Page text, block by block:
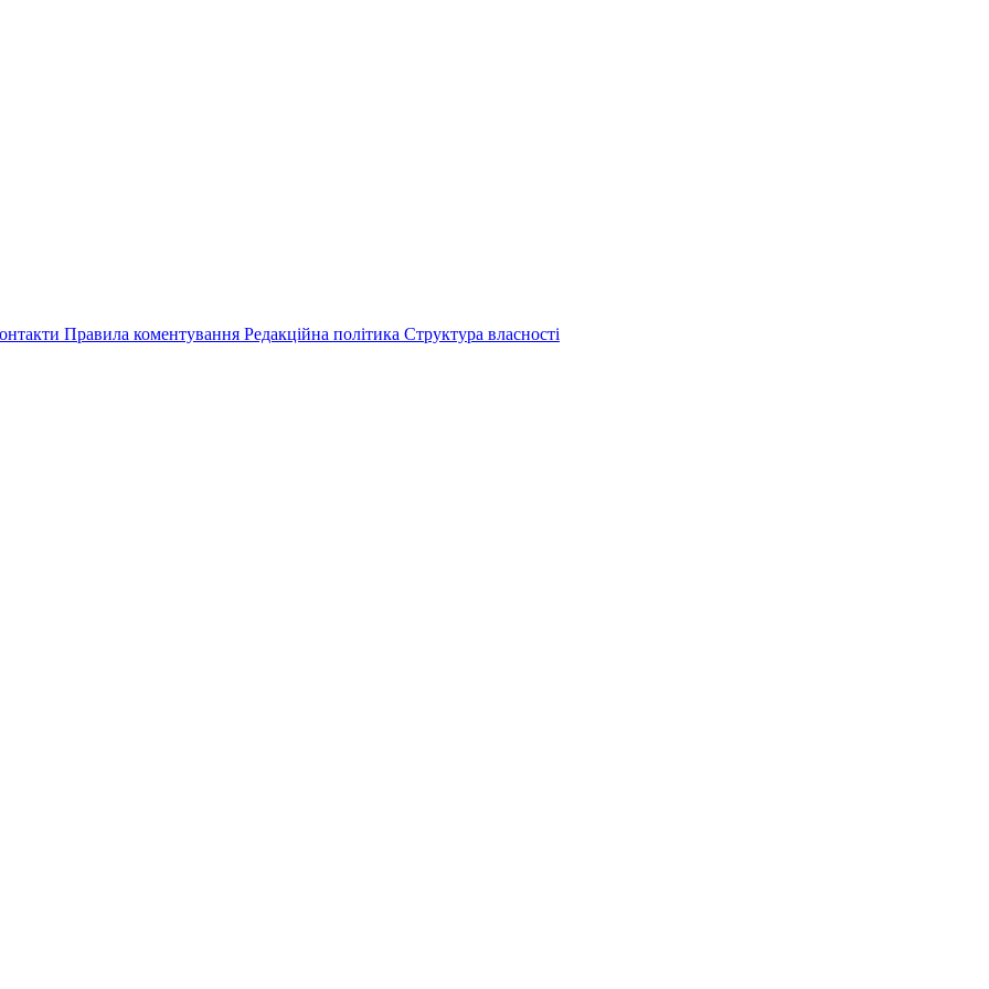
Правила коментування Редакційна політика Структура власності